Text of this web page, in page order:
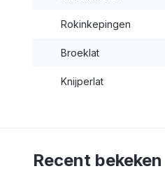
Rokinkepingen
Broeklat
Knijperlat
Recent bekeken